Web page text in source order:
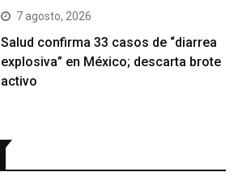
7 agosto, 2026
Salud confirma 33 casos de “diarrea
explosiva” en México; descarta brote
activo